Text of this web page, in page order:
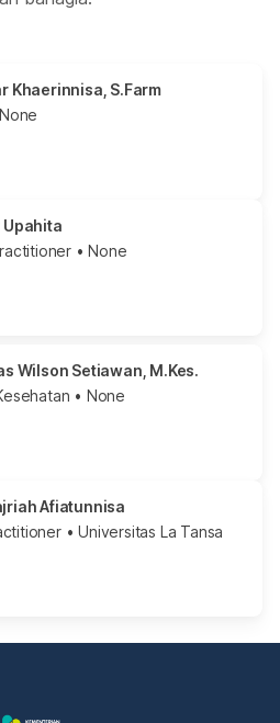
Khaerinnisa, S.Farm
Upahita
• None
Wilson Setiawan, M.Kes.
• None
Afiatunnisa
• Universitas La Tansa